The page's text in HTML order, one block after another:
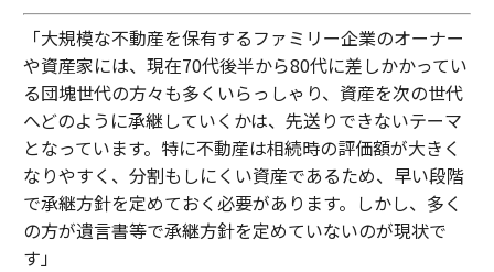
「大規模な不動産を保有するファミリー企業のオーナー
や資産家には、現在70代後半から80代に差しかかってい
る団塊世代の方々も多くいらっしゃり、資産を次の世代
へどのように承継していくかは、先送りできないテーマ
となっています。特に不動産は相続時の評価額が大きく
なりやすく、分割もしにくい資産であるため、早い段階
で承継方針を定めておく必要があります。しかし、多く
の方が遺言書等で承継方針を定めていないのが現状で
す」